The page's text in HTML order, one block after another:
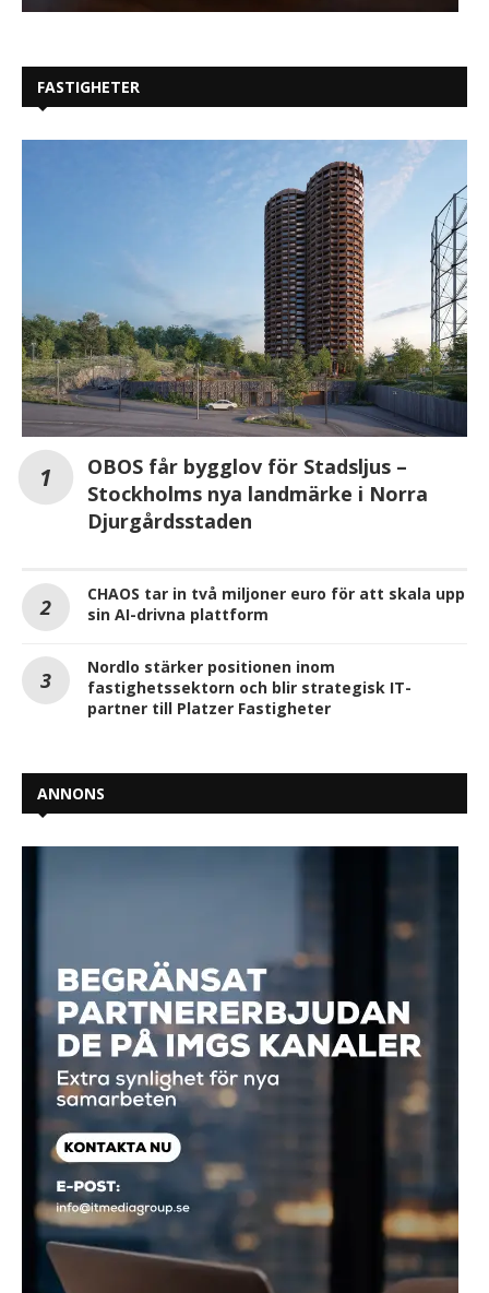
FASTIGHETER
OBOS får bygglov för Stadsljus –
Stockholms nya landmärke i Norra
Djurgårdsstaden
CHAOS tar in två miljoner euro för att skala upp
sin AI-drivna plattform
Nordlo stärker positionen inom
fastighetssektorn och blir strategisk IT-
partner till Platzer Fastigheter
ANNONS